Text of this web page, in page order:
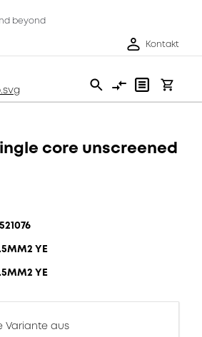
beyond
Kontakt
core unscreened
YE
YE
Variante aus